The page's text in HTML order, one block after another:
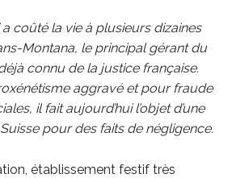
a coûté la vie à plusieurs dizaines
Montana, le principal gérant du
connu de la justice française.
aggravé et pour fraude
il fait aujourd’hui l’objet d’une
pour des faits de négligence.
établissement festif très